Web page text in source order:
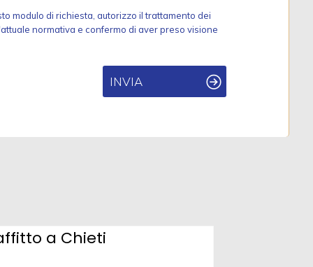
modulo di richiesta, autorizzo il trattamento dei
normativa e confermo di aver preso visione
INVIA
a Chieti